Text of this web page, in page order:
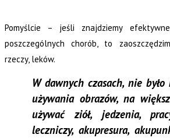
Pomyślcie – jeśli znajdziemy
poszczególnych chorób, to
rzeczy, leków.
W dawnych czasach, nie
używania obrazów, na
używać ziół, jedzenia,
leczniczy, akupresura,